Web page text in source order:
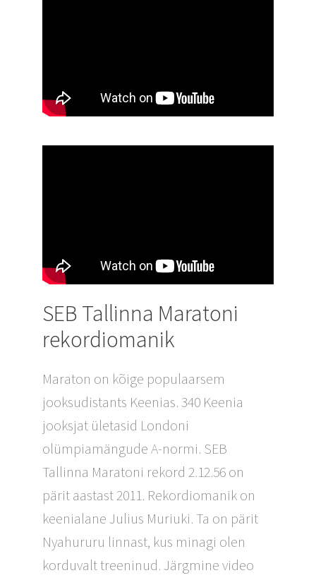
SEB Tallinna Maratoni
rekordiomanik
Maraton on kõige populaarsem
jooksudistants Keenias. 340 Keenia
jooksjat ületasid Londoni
olümpiamängude A-normi. SEB
Tallinna Maratoni rekord 2.12.56 on
pärit aastast 2011. Rekordiomanik on
keenialane Julius Muriuki. Ta on pärit
Nyahururu linnast, kus minagi olen
korduvalt treeninud. Järgmine video